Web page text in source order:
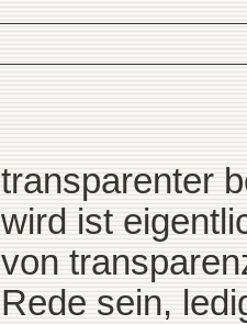
transparenter
wird ist
von
Rede sein,